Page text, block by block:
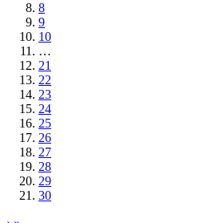
8
9
10
…
21
22
23
24
25
26
27
28
29
30